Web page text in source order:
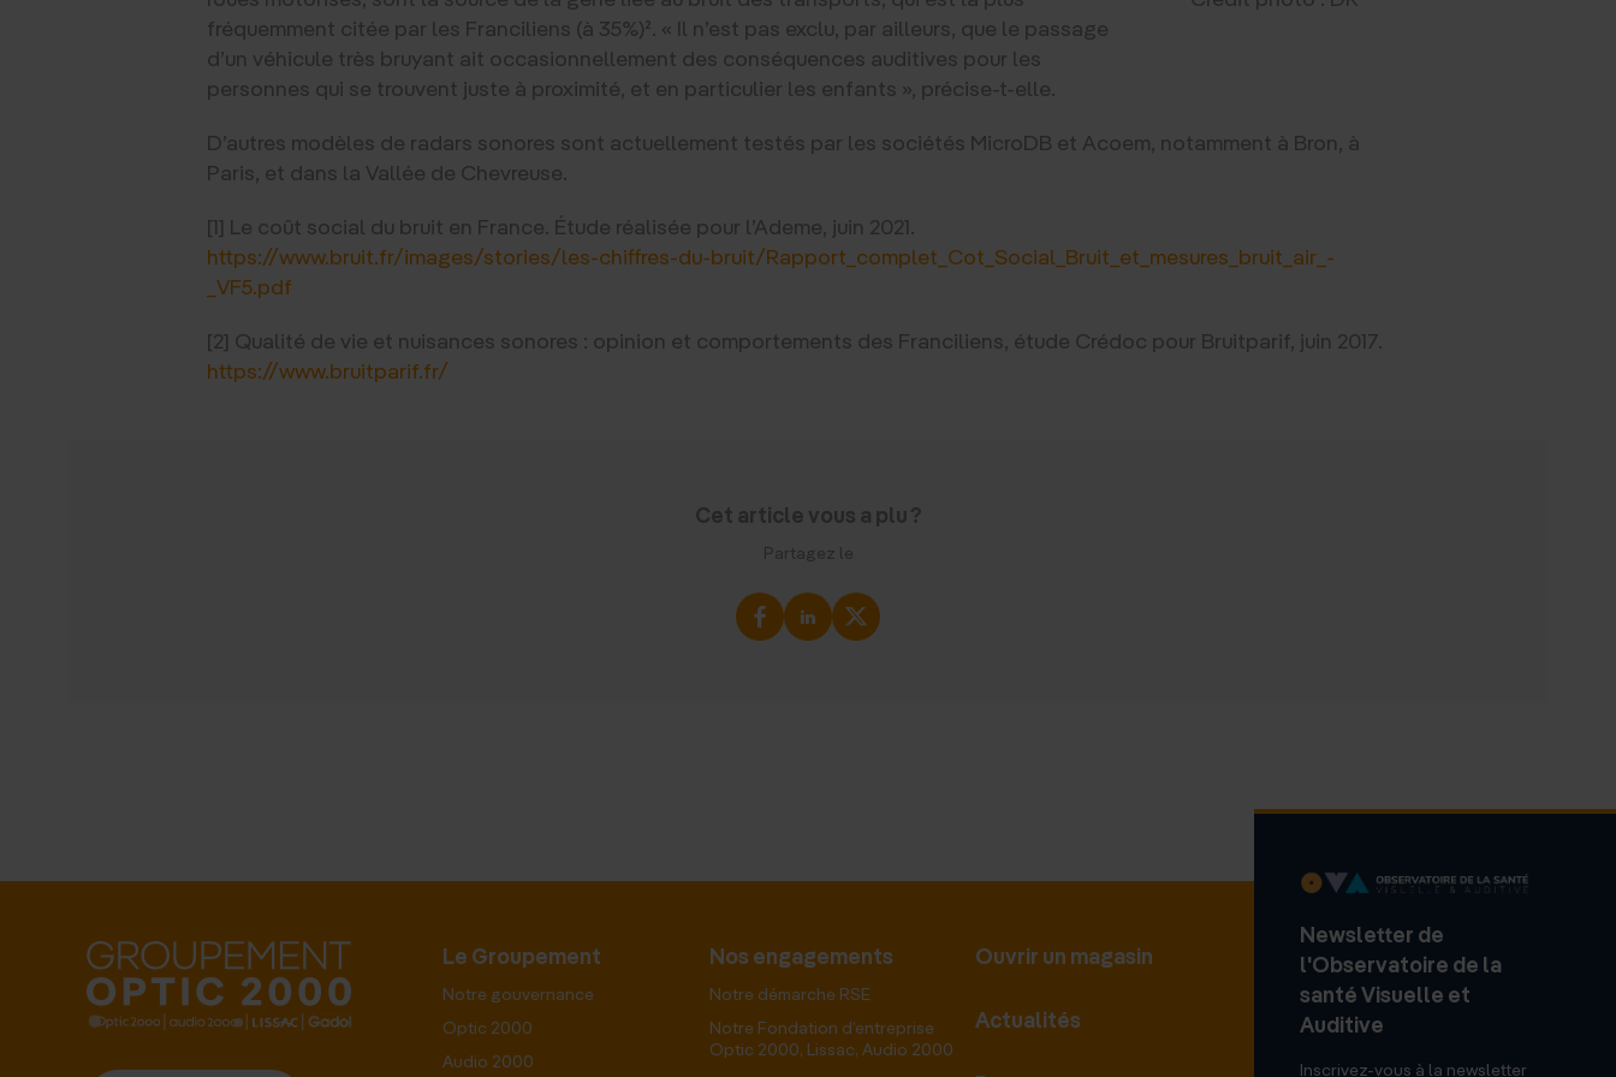
fréquemment citée par les Franciliens (à 35%)². « Il n’est pas exclu, par ailleurs, que le passage
d’un véhicule très bruyant ait occasionnellement des conséquences auditives pour les
personnes qui se trouvent juste à proximité, et en particulier les enfants », précise-t-elle.
D’autres modèles de radars sonores sont actuellement testés par les sociétés MicroDB et Acoem, notamment à Bron, à
Paris, et dans la Vallée de Chevreuse.
[1] Le coût social du bruit en France. Étude réalisée pour l’Ademe, juin 2021.
https://www.bruit.fr/images/stories/les-chiffres-du-bruit/Rapport_complet_Cot_Social_Bruit_et_mesures_bruit_air_-
_VF5.pdf
[2] Qualité de vie et nuisances sonores : opinion et comportements des Franciliens, étude Crédoc pour Bruitparif, juin 2017.
https://www.bruitparif.fr/
Cet article vous a plu ?
Partagez le
Le Groupement
Notre gouvernance
Optic 2000
Audio 2000
Nos engagements
Notre démarche RSE
Notre Fondation d’entreprise
Optic 2000, Lissac, Audio 2000
Ouvrir un magasin
Actualités
Newsletter de
l'Observatoire de la
santé Visuelle et
Auditive
Inscrivez-vous à la newsletter